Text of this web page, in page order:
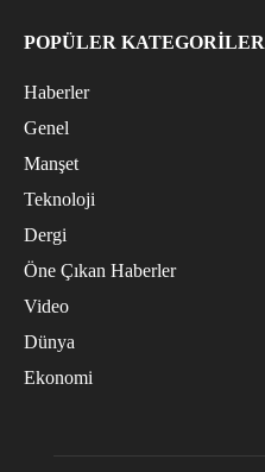
POPÜLER KATEGORİLER
Haberler
Genel
Manşet
Teknoloji
Dergi
Öne Çıkan Haberler
Video
Dünya
Ekonomi